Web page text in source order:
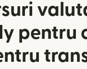
pentru